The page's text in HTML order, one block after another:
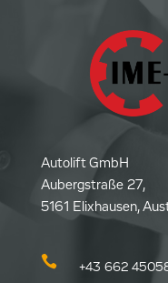
Autolift GmbH
Aubergstraße 27,
5161 Elixhausen,
 +43 662